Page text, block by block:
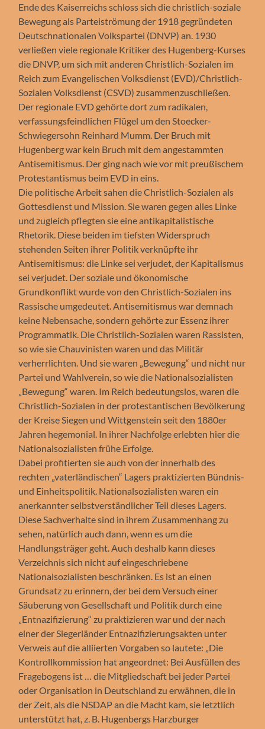
Ende des Kaiserreichs schloss sich die christlich-soziale
Bewegung als Parteiströmung der 1918 gegründeten
Deutschnationalen Volkspartei (DNVP) an. 1930
verließen viele regionale Kritiker des Hugenberg-Kurses
die DNVP, um sich mit anderen Christlich-Sozialen im
Reich zum Evangelischen Volksdienst (EVD)/Christlich-
Sozialen Volksdienst (CSVD) zusammenzuschließen.
Der regionale EVD gehörte dort zum radikalen,
verfassungsfeindlichen Flügel um den Stoecker-
Schwiegersohn Reinhard Mumm. Der Bruch mit
Hugenberg war kein Bruch mit dem angestammten
Antisemitismus. Der ging nach wie vor mit preußischem
Protestantismus beim EVD in eins.
Die politische Arbeit sahen die Christlich-Sozialen als
Gottesdienst und Mission. Sie waren gegen alles Linke
und zugleich pflegten sie eine antikapitalistische
Rhetorik. Diese beiden im tiefsten Widerspruch
stehenden Seiten ihrer Politik verknüpfte ihr
Antisemitismus: die Linke sei verjudet, der Kapitalismus
sei verjudet. Der soziale und ökonomische
Grundkonflikt wurde von den Christlich-Sozialen ins
Rassische umgedeutet. Antisemitismus war demnach
keine Nebensache, sondern gehörte zur Essenz ihrer
Programmatik. Die Christlich-Sozialen waren Rassisten,
so wie sie Chauvinisten waren und das Militär
verherrlichten. Und sie waren „Bewegung“ und nicht nur
Partei und Wahlverein, so wie die Nationalsozialisten
„Bewegung“ waren. Im Reich bedeutungslos, waren die
Christlich-Sozialen in der protestantischen Bevölkerung
der Kreise Siegen und Wittgenstein seit den 1880er
Jahren hegemonial. In ihrer Nachfolge erlebten hier die
Nationalsozialisten frühe Erfolge.
Dabei profitierten sie auch von der innerhalb des
rechten „vaterländischen“ Lagers praktizierten Bündnis-
und Einheitspolitik. Nationalsozialisten waren ein
anerkannter selbstverständlicher Teil dieses Lagers.
Diese Sachverhalte sind in ihrem Zusammenhang zu
sehen, natürlich auch dann, wenn es um die
Handlungsträger geht. Auch deshalb kann dieses
Verzeichnis sich nicht auf eingeschriebene
Nationalsozialisten beschränken. Es ist an einen
Grundsatz zu erinnern, der bei dem Versuch einer
Säuberung von Gesellschaft und Politik durch eine
„Entnazifizierung“ zu praktizieren war und der nach
einer der Siegerländer Entnazifizierungsakten unter
Verweis auf die alliierten Vorgaben so lautete: „Die
Kontrollkommission hat angeordnet: Bei Ausfüllen des
Fragebogens ist … die Mitgliedschaft bei jeder Partei
oder Organisation in Deutschland zu erwähnen, die in
der Zeit, als die NSDAP an die Macht kam, sie letztlich
unterstützt hat, z. B. Hugenbergs Harzburger